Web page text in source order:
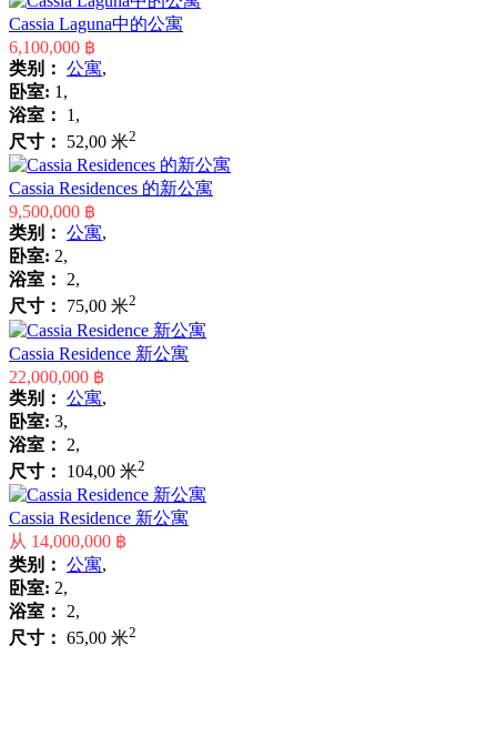
Cassia Laguna中的公寓
6,100,000 ฿
类别： 公寓,
卧室: 1,
浴室：
1,
尺寸：
52,00 米2
Cassia Residences 的新公寓
9,500,000 ฿
类别： 公寓,
卧室: 2,
浴室：
2,
尺寸：
75,00 米2
Cassia Residence 新公寓
22,000,000 ฿
类别： 公寓,
卧室: 3,
浴室：
2,
尺寸：
104,00 米2
Cassia Residence 新公寓
从 14,000,000 ฿
类别： 公寓,
卧室: 2,
浴室：
2,
尺寸： 65,00 米2